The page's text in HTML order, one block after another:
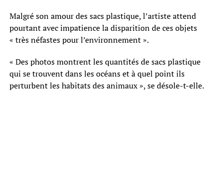
Malgré son amour des sacs plastique, l’artiste attend
pourtant avec impatience la disparition de ces objets
« très néfastes pour l’environnement ».
« Des photos montrent les quantités de sacs plastique
qui se trouvent dans les océans et à quel point ils
perturbent les habitats des animaux », se désole-t-elle.